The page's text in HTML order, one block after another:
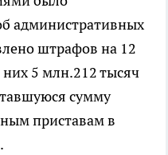
административных
штрафов на 12
5 млн.212 тысяч
сумму
приставам в